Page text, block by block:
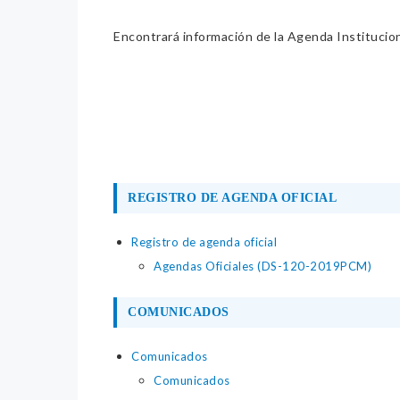
Encontrará información de la Agenda
REGISTRO DE AGENDA OFICIAL
Registro de agenda oficial
Agendas Oficiales (DS-120-2019PCM)
COMUNICADOS
Comunicados
Comunicados